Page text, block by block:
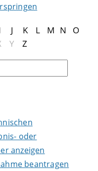
J K L M N
O
Y Z
oder
anzeigen
beantragen